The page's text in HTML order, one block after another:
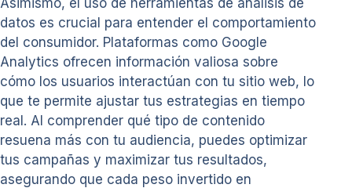
datos es crucial para entender el comportamiento
del consumidor. Plataformas como Google
Analytics ofrecen información valiosa sobre
cómo los usuarios interactúan con tu sitio web, lo
que te permite ajustar tus estrategias en tiempo
real. Al comprender qué tipo de contenido
resuena más con tu audiencia, puedes optimizar
tus campañas y maximizar tus resultados,
asegurando que cada peso invertido en